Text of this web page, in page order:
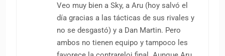
Veo muy bien a Sky, a Aru (hoy salvó el
día gracias a las tácticas de sus rivales y
no se desgastó) y a Dan Martin. Pero
ambos no tienen equipo y tampoco les